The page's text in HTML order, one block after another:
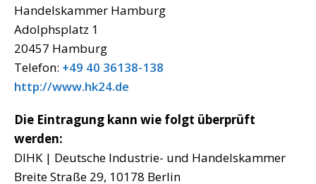
Handelskammer Hamburg
Adolphsplatz 1
20457 Hamburg
Telefon: +49 40 36138-138
http://www.hk24.de
Die Eintragung kann wie folgt überprüft
werden:
DIHK | Deutsche Industrie- und Handelskammer
Breite Straße 29, 10178 Berlin